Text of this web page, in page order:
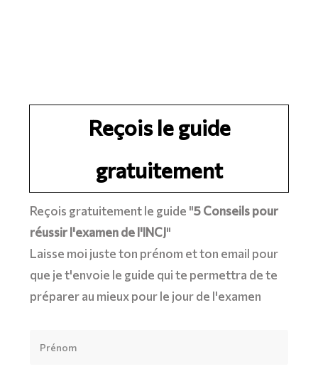
Reçois le guide
gratuitement
Reçois gratuitement le guide "5 Conseils pour
réussir l'examen de l'INCJ"
Laisse moi juste ton prénom et ton email pour
que je t'envoie le guide qui te permettra de te
préparer au mieux pour le jour de l'examen